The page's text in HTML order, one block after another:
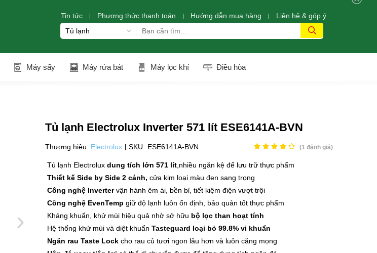
Tin tức Phương thức thanh toán Hướng dẫn mua hàng Liên hệ & góp ý
Máy sấy Máy rửa bát Máy lọc khí Điều hòa
›
Tủ lạnh Electrolux Inverter 571 lít ESE6141A-BVN
Thương hiệu: Electrolux SKU: ESE6141A-BVN (1đánh giá)
Tủ lạnh Electrolux dung tích lớn 571 lít,nhiều ngăn kệ để lưu trữ thực phẩm
Thiết kế Side by Side 2 cánh, cửa kim loại màu đen sang trọng
Công nghệ Invertervận hành êm ái, bền bỉ, tiết kiệm điện vượt trội
Công nghệ EvenTemp giữ độ lạnh luôn ổn định, bảo quản tốt thực phẩm
Kháng khuẩn, khử mùi hiệu quả nhờ sở hữu bộ lọc than hoạt tính
Hệ thống khử mùi và diệt khuẩn Tasteguard loại bỏ 99.8% vi khuẩn
Ngăn rau Taste Lockcho rau củ tươi ngon lâu hơn và luôn căng mọng